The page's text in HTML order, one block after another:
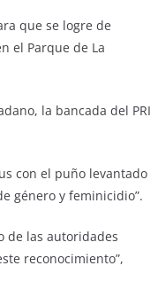
que se logre de
el Parque de La
la bancada del PRI
con el puño levantado
género y feminicidio”.
de las autoridades
reconocimiento”,